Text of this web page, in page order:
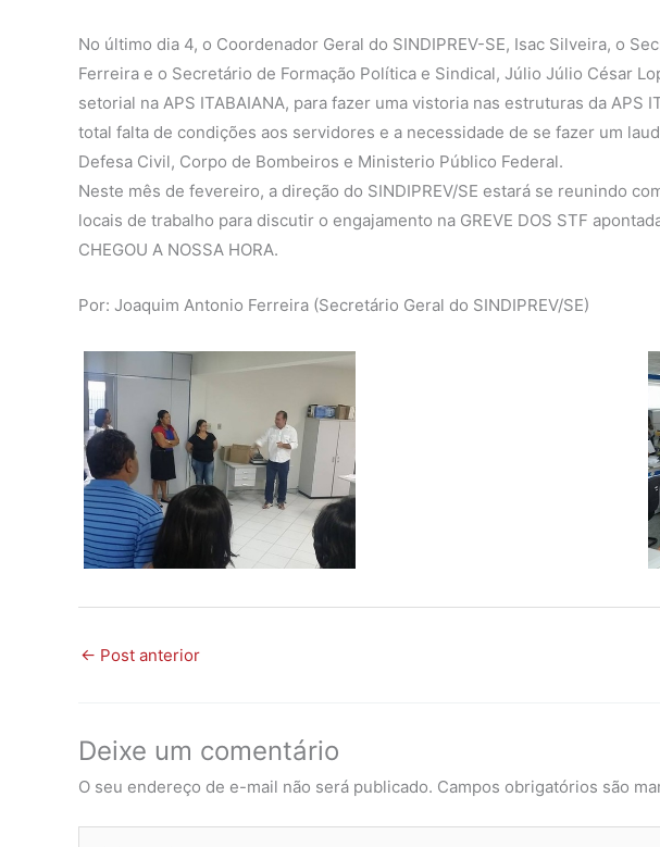
No último dia 4, o Coordenador Geral do SINDIPREV-SE, Isac Silveira, o
Ferreira e o Secretário de Formação Política e Sindical, Júlio Júlio César
setorial na APS ITABAIANA, para fazer uma vistoria nas estruturas da APS
total falta de condições aos servidores e a necessidade de se fazer um
Defesa Civil, Corpo de Bombeiros e Ministerio Público Federal.
Neste mês de fevereiro, a direção do SINDIPREV/SE estará se reunindo
locais de trabalho para discutir o engajamento na GREVE DOS STF
CHEGOU A NOSSA HORA.
Por: Joaquim Antonio Ferreira (Secretário Geral do SINDIPREV/SE)
← Post anterior
Deixe um comentário
O seu endereço de e-mail não será publicado. Campos obrigatórios são